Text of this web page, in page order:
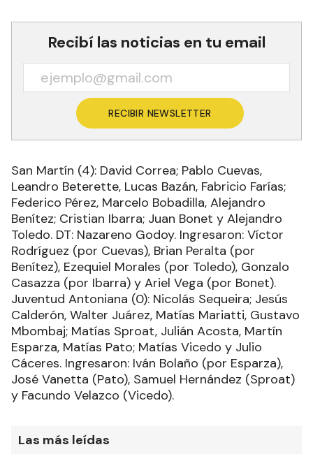
Recibí las noticias en tu email
RECIBIR NEWSLETTER
San Martín (4): David Correa; Pablo Cuevas,
Leandro Beterette, Lucas Bazán, Fabricio Farías;
Federico Pérez, Marcelo Bobadilla, Alejandro
Benítez; Cristian Ibarra; Juan Bonet y Alejandro
Toledo. DT: Nazareno Godoy. Ingresaron: Víctor
Rodríguez (por Cuevas), Brian Peralta (por
Benítez), Ezequiel Morales (por Toledo), Gonzalo
Casazza (por Ibarra) y Ariel Vega (por Bonet).
Juventud Antoniana (0): Nicolás Sequeira; Jesús
Calderón, Walter Juárez, Matías Mariatti, Gustavo
Mbombaj; Matías Sproat, Julián Acosta, Martín
Esparza, Matías Pato; Matías Vicedo y Julio
Cáceres. Ingresaron: Iván Bolaño (por Esparza),
José Vanetta (Pato), Samuel Hernández (Sproat)
y Facundo Velazco (Vicedo).
Las más leídas